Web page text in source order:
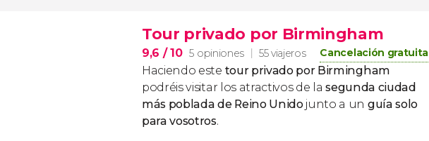
Tour privado por Birmingham
9,6 / 10 5 opiniones 55 viajeros Cancelación gratuita
Haciendo este tour privado por Birmingham
podréis visitar los atractivos de lasegunda ciudad
más poblada de Reino Unidojunto a un guía solo
para vosotros.